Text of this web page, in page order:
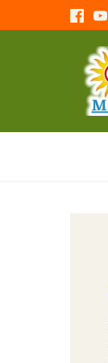
உள்ளடக்கத்திற்கு